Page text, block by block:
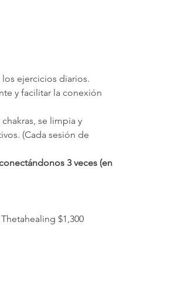
ejercicios diarios.
y facilitar la conexión
se limpia y
(Cada sesión de
3 veces (en
$1,300